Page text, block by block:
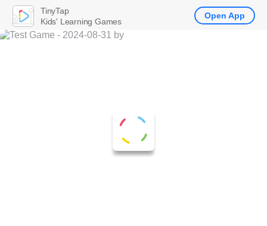
TinyTap
Kids' Learning Games
Open App